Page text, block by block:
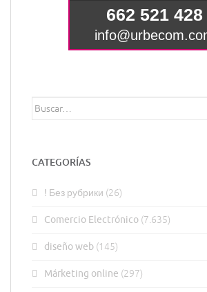
Buscar:
CATEGORÍAS
! Без рубрики (26)
Comercio Electrónico (7.635)
diseño web (145)
Márketing online (297)